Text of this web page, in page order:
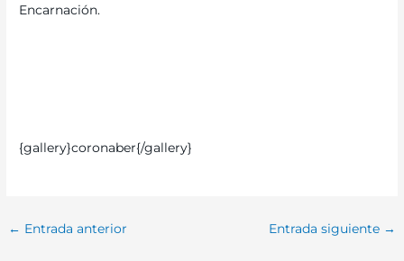
Encarnación.
{gallery}coronaber{/gallery}
← Entrada anterior Entrada siguiente →